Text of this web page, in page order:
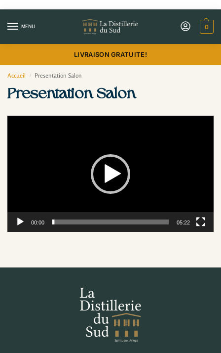
MENU 0
LIVRAISON GRATUITE!
Accueil / Presentation Salon
Presentation Salon
00:00 05:22